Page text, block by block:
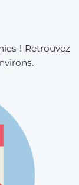
! Retrouvez